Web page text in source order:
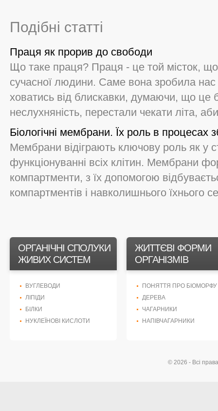
Подібні статті
Праця як прорив до свободи
Що таке праця? Праця - це той місток, що
сучасної людини. Саме вона зробила
ховатись від блискавки, думаючи, що це
неслухняність, перестали чекати літа,
Біологічні мембрани. Їх роль в процесах
Мембрани відіграють ключову роль як у
функціонуванні всіх клітин. Мембрани
компартменти, з їх допомогою
компартментів і навколишнього їхнього
ОРГАНІЧНІ СПОЛУКИ
ЖИВИХ СИСТЕМ
ВУГЛЕВОДИ
ЛІПІДИ
БІЛКИ
НУКЛЕЇНОВІ КИСЛОТИ
ЖИТТЄВІ ФОРМИ
ОРГАНІЗМІВ
ПОНЯТТЯ ПРО БІОМОРФУ
ДЕРЕВА
ЧАГАРНИКИ
НАПІВЧАГАРНИКИ
© 2026 - Всі